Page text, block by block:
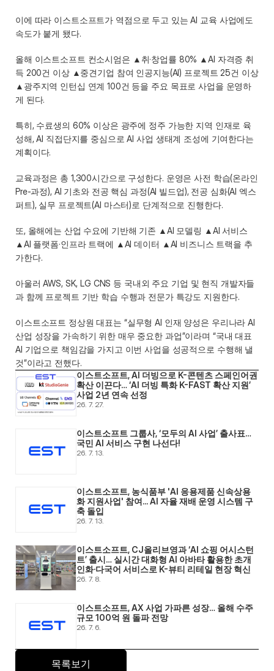
이에 따라 이스트소프트가 역점으로 두고 있는 AI 교육 사업에도
속도가 붙게 됐다.
올해 이스트소프트 컨소시엄은 ▲취‧창업률 80% ▲AI 자격증 취
득 200건 이상 ▲중견기업 참여 인공지능(AI) 프로젝트 25건 이상
▲광주지역 인턴십 연계 100건 등을 주요 목표로 사업을 운영하
게 된다.
특히, 수료생의 60% 이상은 광주에 정주 가능한 지역 인재로 육
성해, AI 직접단지를 중심으로 AI 사업 생태계 조성에 기여한다는
계획이다.
교육과정은 총 1,300시간으로 구성한다. 운영은 사전 학습(온라인
Pre-과정), AI 기초와 전공 핵심 과정(AI 빌드업), 전공 심화(AI 엑스
퍼트), 실무 프로젝트(AI 마스터)로 단계적으로 진행한다.
또, 올해에는 산업 수요에 기반해 기존 ▲AI 모델링 ▲AI 서비스
▲AI 플랫폼·인프라 트랙에 ▲AI 데이터 ▲AI 비즈니스 트랙을 추
가한다.
아울러 AWS, SK, LG CNS 등 국내외 주요 기업 및 현직 개발자들
과 함께 프로젝트 기반 학습 수행과 전문가 특강도 지원한다.
이스트소프트 정상원 대표는 “실무형 AI 인재 양성은 우리나라 AI
산업 성장을 가속하기 위한 매우 중요한 과업”이라며 “국내 대표
AI 기업으로 책임감을 가지고 이번 사업을 성공적으로 수행해 낼
것”이라고 전했다.
이스트소프트, AI 더빙으로 K-콘텐츠 스페인어권
확산 이끈다… ‘AI 더빙 특화 K-FAST 확산 지원’
사업 2년 연속 선정
26. 7. 27.
이스트소프트 그룹사, ‘모두의 AI 사업’ 출사표…
국민 AI 서비스 구현 나선다!
26. 7. 13.
이스트소프트, 농식품부 'AI 응용제품 신속상용
화 지원사업' 참여... AI 자율 재배 운영 시스템 구
축 돌입
26. 7. 13.
이스트소프트, CJ올리브영과 ‘AI 쇼핑 어시스턴
트’ 출시… 실시간 대화형 AI 아바타 활용한 초개
인화·다국어 서비스로 K-뷰티 리테일 현장 혁신
26. 7. 8.
이스트소프트, AX 사업 가파른 성장… 올해 수주
규모 100억 원 돌파 전망
26. 7. 6.
목록보기